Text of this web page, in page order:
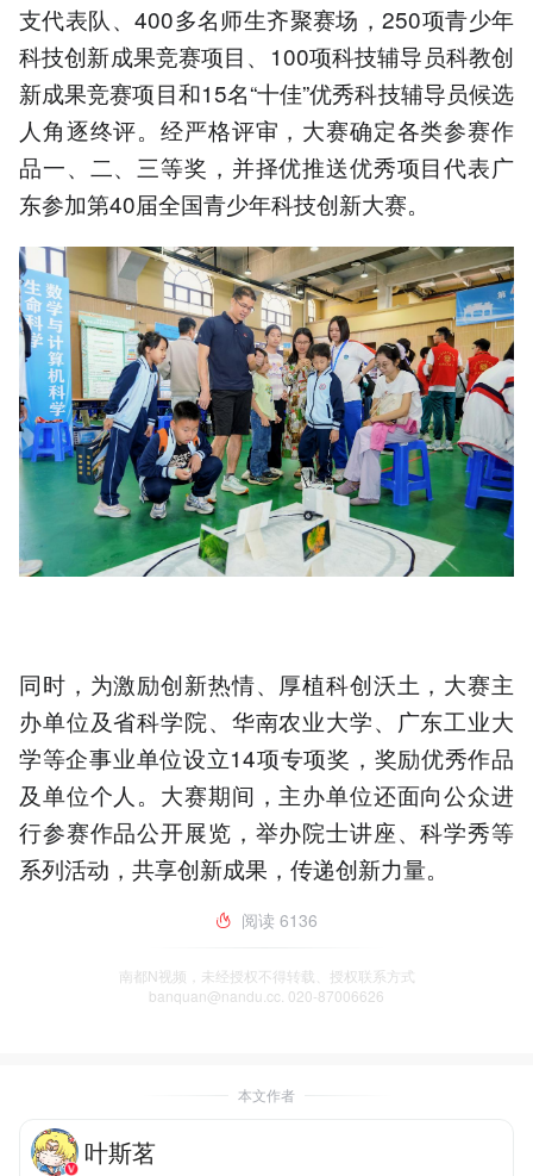
支代表队、400多名师生齐聚赛场，250项青少年
科技创新成果竞赛项目、100项科技辅导员科教创
新成果竞赛项目和15名“十佳”优秀科技辅导员候选
人角逐终评。经严格评审，大赛确定各类参赛作
品一、二、三等奖，并择优推送优秀项目代表广
东参加第40届全国青少年科技创新大赛。
同时，为激励创新热情、厚植科创沃土，大赛主
办单位及省科学院、华南农业大学、广东工业大
学等企事业单位设立14项专项奖，奖励优秀作品
及单位个人。大赛期间，主办单位还面向公众进
行参赛作品公开展览，举办院士讲座、科学秀等
系列活动，共享创新成果，传递创新力量。
阅读 6136
南都N视频，未经授权不得转载、授权联系方式
banquan@nandu.cc. 020-87006626
本文作者
叶斯茗